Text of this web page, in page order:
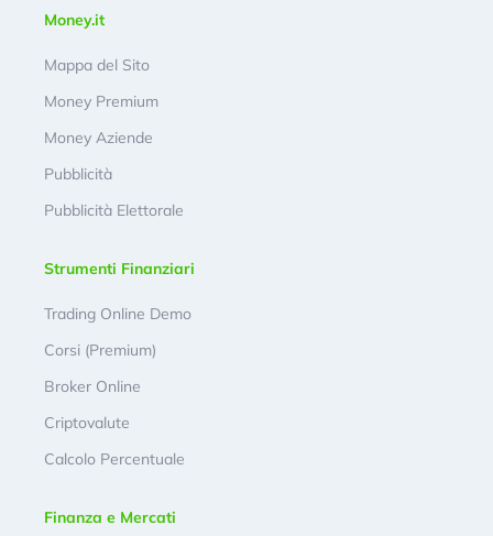
Money.it
Mappa del Sito
Money Premium
Money Aziende
Pubblicità
Pubblicità Elettorale
Strumenti Finanziari
Trading Online Demo
Corsi (Premium)
Broker Online
Criptovalute
Calcolo Percentuale
Finanza e Mercati